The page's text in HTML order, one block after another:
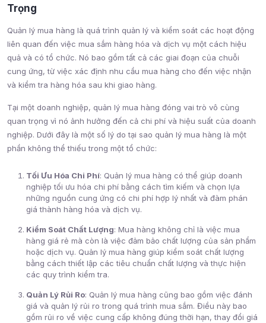
Trọng
Quản lý mua hàng là quá trình quản lý và kiểm soát các hoạt động
liên quan đến việc mua sắm hàng hóa và dịch vụ một cách hiệu
quả và có tổ chức. Nó bao gồm tất cả các giai đoạn của chuỗi
cung ứng, từ việc xác định nhu cầu mua hàng cho đến việc nhận
và kiểm tra hàng hóa sau khi giao hàng.
Tại một doanh nghiệp, quản lý mua hàng đóng vai trò vô cùng
quan trọng vì nó ảnh hưởng đến cả chi phí và hiệu suất của doanh
nghiệp. Dưới đây là một số lý do tại sao quản lý mua hàng là một
phần không thể thiếu trong một tổ chức:
Tối Ưu Hóa Chi Phí: Quản lý mua hàng có thể giúp doanh
nghiệp tối ưu hóa chi phí bằng cách tìm kiếm và chọn lựa
những nguồn cung ứng có chi phí hợp lý nhất và đàm phán
giá thành hàng hóa và dịch vụ.
Kiểm Soát Chất Lượng: Mua hàng không chỉ là việc mua
hàng giá rẻ mà còn là việc đảm bảo chất lượng của sản phẩm
hoặc dịch vụ. Quản lý mua hàng giúp kiểm soát chất lượng
bằng cách thiết lập các tiêu chuẩn chất lượng và thực hiện
các quy trình kiểm tra.
Quản Lý Rủi Ro: Quản lý mua hàng cũng bao gồm việc đánh
giá và quản lý rủi ro trong quá trình mua sắm. Điều này bao
gồm rủi ro về việc cung cấp không đúng thời hạn, thay đổi giá